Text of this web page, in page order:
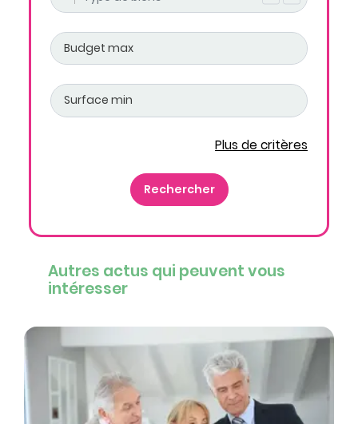
Plus de critères
Autres actus qui peuvent vous
intéresser